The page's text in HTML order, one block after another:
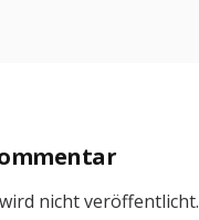
nicht veröffentlicht.